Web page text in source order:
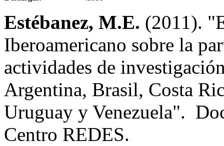
Estébanez, M.E. (2011).
Iberoamericano sobre la
actividades de
Argentina, Brasil, Costa
Uruguay y Venezuela".
Centro REDES.